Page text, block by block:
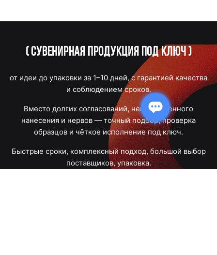
(Сувенирная продукция под ключ)
от идеи до упаковки за 1–10 дней, с гарантией качества
и соблюдением сроков.
Вместо долгих согласований, некачественного
нанесения и нервов — точный подбор, проверка
образцов и чёткое исполнение под ключ.
Быстрые сроки, комплексный подход, большой выбор
поставщиков, упаковка.